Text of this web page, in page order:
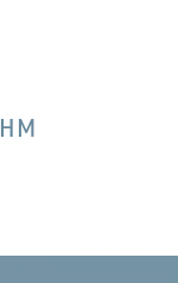
HM